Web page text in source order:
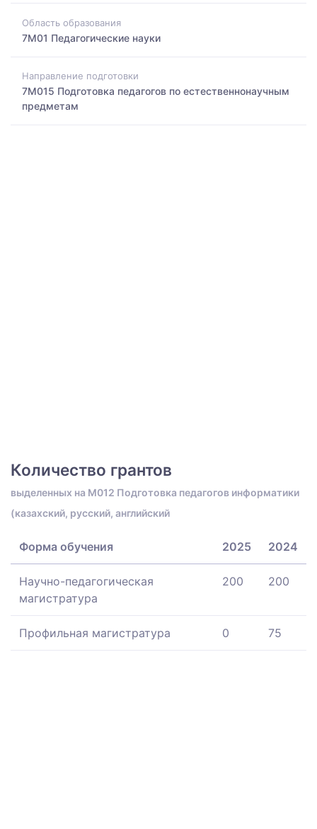
Область образования
7M01 Педагогические науки
Направление подготовки
7M015 Подготовка педагогов по естественнонаучным
предметам
Количество грантов
выделенных на M012 Подготовка педагогов информатики
(казахский, русский, английский
Форма обучения 2025 2024
Научно-педагогическая
магистратура
200 200
Профильная магистратура 0 75